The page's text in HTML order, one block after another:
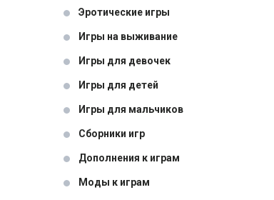
Эротические игры
Игры на выживание
Игры для девочек
Игры для детей
Игры для мальчиков
Сборники игр
Дополнения к играм
Моды к играм